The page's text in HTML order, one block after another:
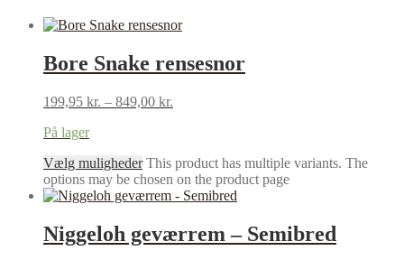
Bore Snake rensesnor
199,95 kr. – 849,00 kr.
På lager
Vælg mulighederThis product has multiple variants. The
options may be chosen on the product page
Niggeloh geværrem – Semibred